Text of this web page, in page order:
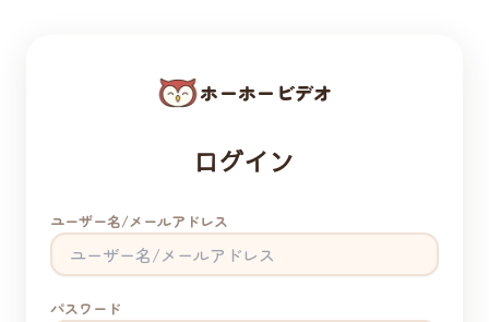
ホーホービデオ
ログイン
ユーザー名/メールアドレス
パスワード